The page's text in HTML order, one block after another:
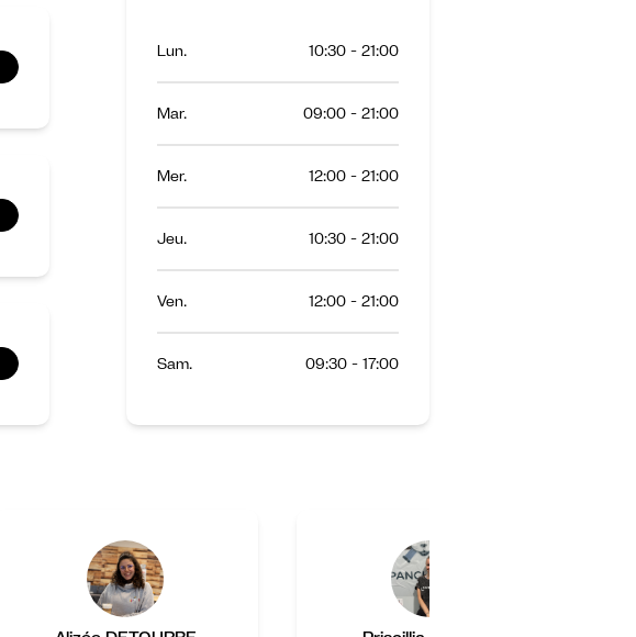
Lun. 10:30 - 21:00
Mar. 09:00 - 21:00
Mer. 12:00 - 21:00
Jeu. 10:30 - 21:00
Ven. 12:00 - 21:00
Sam. 09:30 - 17:00